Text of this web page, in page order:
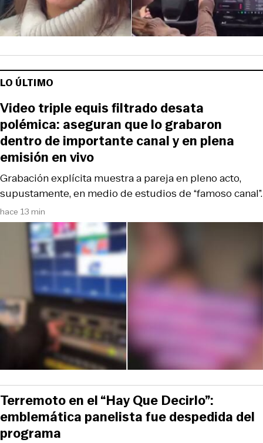
LO ÚLTIMO
hace 13 min
Grabación explícita muestra a pareja en pleno acto,
supustamente, en medio de estudios de “famoso canal”.
Video triple equis filtrado desata
polémica: aseguran que lo grabaron
dentro de importante canal y en plena
emisión en vivo
Terremoto en el “Hay Que Decirlo”:
emblemática panelista fue despedida del
programa